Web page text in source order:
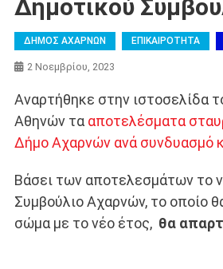
Δημοτικού
ΔΗΜΟΣ ΑΧΑΡΝΩΝ ΕΠΙΚΑΙΡΟΤΗΤΑ
2 Νοεμβρίου, 2023
Αναρτήθηκε στην ιστοσελίδα
Αθηνών τα αποτελέσματα
Δήμο Αχαρνών ανά συνδυασμό
Βάσει των αποτελεσμάτων το
Συμβούλιο Αχαρνών, το οποίο
σώμα με το νέο έτος, θα